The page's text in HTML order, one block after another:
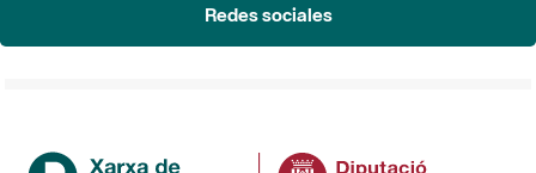
Redes sociales